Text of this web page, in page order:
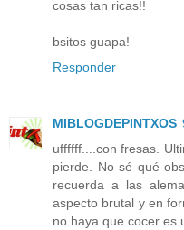
cosas tan ricas!!
bsitos guapa!
Responder
MIBLOGDEPINTXOS
uffffff....con fresas.
pierde. No sé qué
recuerda a las
aspecto brutal y en
no haya que cocer es